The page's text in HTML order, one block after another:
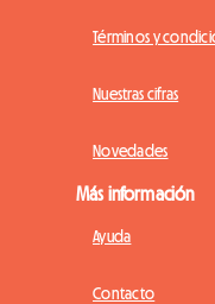
Términos y
Nuestras cifras
Novedades
Más información
Ayuda
Contacto